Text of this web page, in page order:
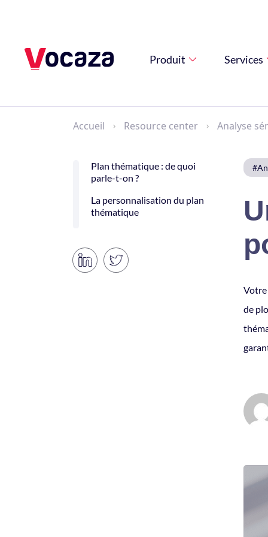
Produit Services
Accueil Resource center Analyse
Plan thématique : de quoi
parle-t-on ?
La personnalisation du plan
thématique
Votre
de